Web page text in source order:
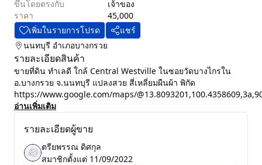
ขึ้นโดยตรงกับ
เจ้าของ
ราคา
45,000
เพิ่มในรายการโปรด
แชร์
นนทบุรี อำเภอบางกรวย
รายละเอียดสินค้า
ขายที่ดิน ทำเลดี ใกล้ Central Westville ในซอยวัดบางไกรใน
อ.บางกรวย จ.นนทบุรี แปลงสวย สี่เหลี่ยมผืนผ้า พิกัด
https://www.google.com/maps/
อ่านเพิ่มเติม
รายละเอียดผู้ขาย
ตรียพรรณ ดิศกุล
สมาชิกตั้งแต่ 11/09/2022